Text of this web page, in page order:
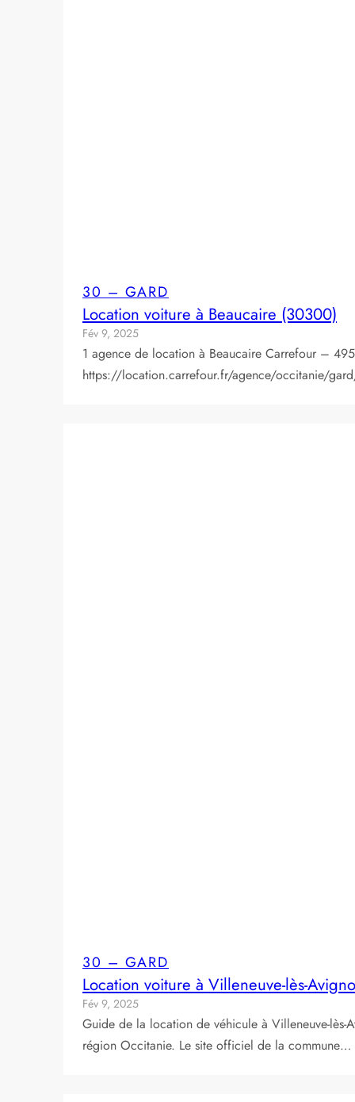
30 – GARD
Location voiture à Beaucaire (30300)
Fév 9, 2025
1 agence de location à Beaucaire Carrefour –
https://location.carrefour.fr/agence/occitanie/
30 – GARD
Location voiture à Villeneuve-lès-
Fév 9, 2025
Guide de la location de véhicule à Villeneuve-lès-
région Occitanie. Le site officiel de la commune…